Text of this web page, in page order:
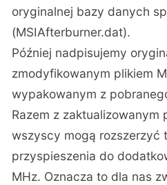
oryginalnej bazy danych
(MSIAfterburner.dat).
Później nadpisujemy
zmodyfikowanym plikiem
wypakowanym z
Razem z zaktualizowanym
wszyscy mogą rozszerzyć
przyspieszenia do
MHz. Oznacza to dla nas